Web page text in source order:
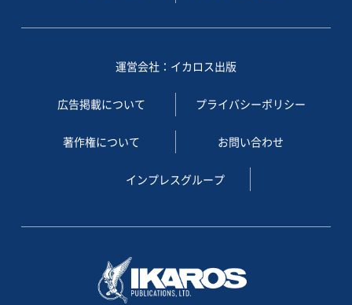
運営会社：イカロス出版
広告掲載について プライバシーポリシー
著作権について お問い合わせ
インプレスグループ